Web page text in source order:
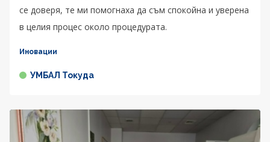
се доверя, те ми помогнаха да съм спокойна и уверена
в целия процес около процедурата.
Иновации
УМБАЛ Токуда